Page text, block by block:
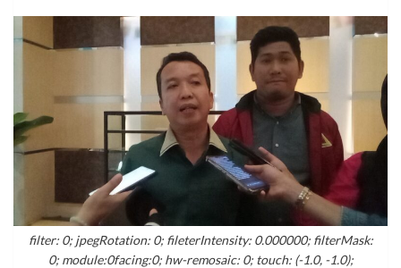
filter: 0; jpegRotation: 0; fileterIntensity: 0.000000; filterMask:
0; module:0facing:0; hw-remosaic: 0; touch: (-1.0, -1.0);